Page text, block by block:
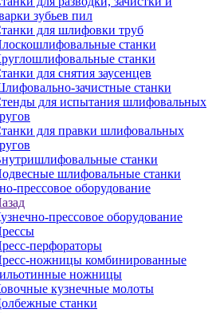
зубьев пил
для шлифовки труб
станки
станки
для снятия заусенцев
зачистные станки
для испытания шлифовальных
для правки шлифовальных
станки
шлифовальные станки
прессовое оборудование
прессовое оборудование
перфораторы
ножницы комбинированные
ножницы
кузнечные молоты
станки